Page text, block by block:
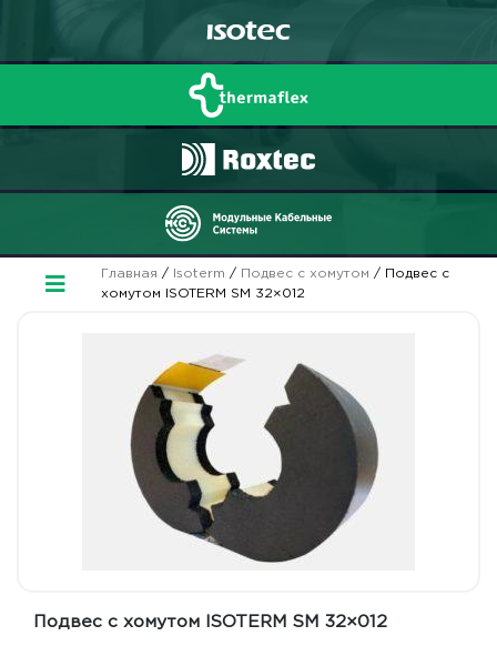
Главная / Isoterm / Подвес с хомутом / Подвес с
хомутом ISOTERM SM 32×012
Подвес с хомутом ISOTERM SM 32×012